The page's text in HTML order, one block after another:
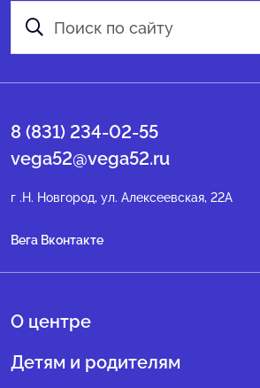
8 (831) 234-02-55
vega52@vega52.ru
г .Н. Новгород, ул. Алексеевская, 22А
Вега Вконтакте
О центре
О нас
Детям и родителям